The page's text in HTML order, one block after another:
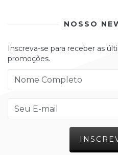
NOSSO
Inscreva-se para receber as
promoções.